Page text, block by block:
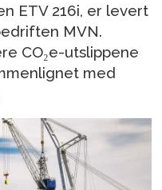
ETV 216i, er levert
MVN.
CO₂e-utslippene
med